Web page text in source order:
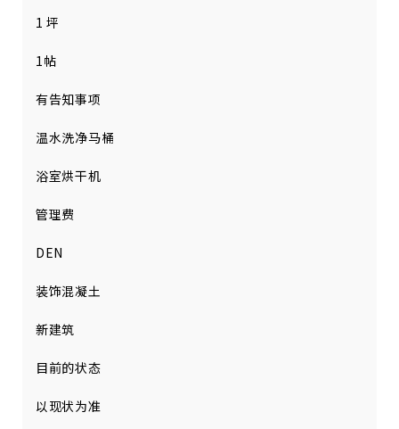
1 坪
1帖
有告知事项
温水洗净马桶
浴室烘干机
管理费
DEN
装饰混凝土
新建筑
目前的状态
以现状为准